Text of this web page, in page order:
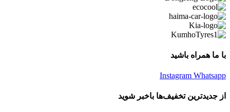
با ما همراه باشید
Instagram Whatsapp
از جدیدترین تخفیف‌ها باخبر شوید